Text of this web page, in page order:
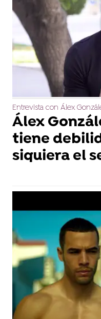
Entrevista con Álex
Álex
tiene
siquiera el